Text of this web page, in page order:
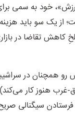
خود به سمی
از یک سو باید
کاهش تقاضا در
رو همچنان در
غرب هنوز کار
فرستادن سیگنالی